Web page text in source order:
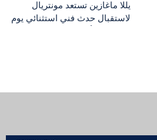
يللا ماغازين تستعد مونتريال
لاستقبال حدث فني استثنائي يوم
الموسيقية العريقة. يقام الحفل
وبمشاركة Alliance des artistes